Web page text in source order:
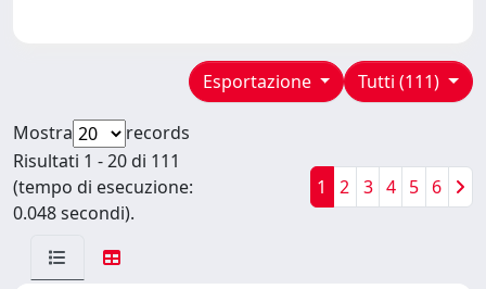
Tutti (111)
Esportazione
Mostra
records
Risultati 1 - 20 di 111
(tempo di esecuzione:
0.048 secondi).
1 2 3 4 5 6